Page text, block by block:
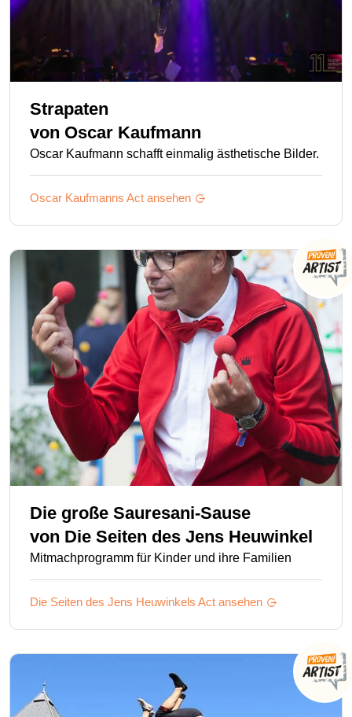
Strapaten
von Oscar Kaufmann
Oscar Kaufmann schafft einmalig ästhetische Bilder.
Oscar Kaufmanns Act ansehen
Die große Sauresani-Sause
von Die Seiten des Jens Heuwinkel
Mitmachprogramm für Kinder und ihre Familien
Die Seiten des Jens Heuwinkels Act ansehen